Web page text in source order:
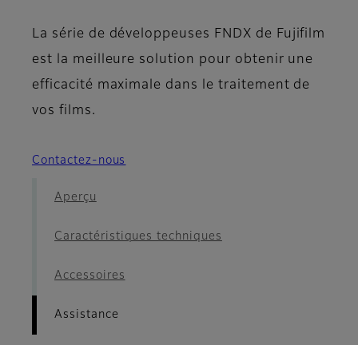
La série de développeuses FNDX de Fujifilm
est la meilleure solution pour obtenir une
efficacité maximale dans le traitement de
vos films.
Contactez-nous
Aperçu
Caractéristiques techniques
Accessoires
Assistance